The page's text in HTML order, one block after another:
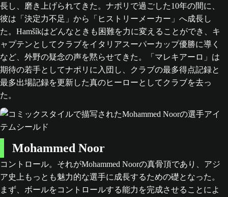
長し、磨き上げられてきた。ナポリで過ごした10年の間に、
彼は「決定力不足」から「ヒストリーメーカー」へ成長し
た。Hamšíkはどんなときも困難を力に変えることができ、キ
ャプテンとしてクラブをイタリアスーパーカップ優勝に導く
など、外野の疑念の声を黙らせてきた。「マレキアーロ」は
期待の若手としてナポリに入団し、クラブの最多得点記録と
最多出場記録を更新した真のヒーローとしてクラブを去っ
た。
Mohammed Noor
コントロール。それがMohammed Noorの真骨頂であり、アジ
ア史上もっとも魅力的な選手に成長するための礎となった。
まず、ボールをコントロールする能力を完成させることによ